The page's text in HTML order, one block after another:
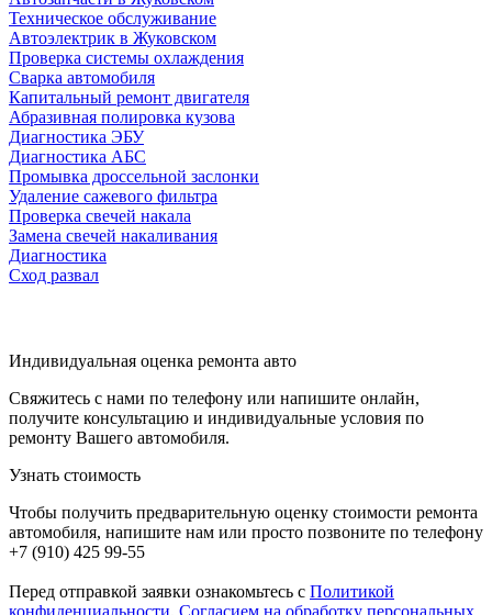
Техническое обслуживание
Автоэлектрик в Жуковском
Проверка системы охлаждения
Сварка автомобиля
Капитальный ремонт двигателя
Абразивная полировка кузова
Диагностика ЭБУ
Диагностика АБС
Промывка дроссельной заслонки
Удаление сажевого фильтра
Проверка свечей накала
Замена свечей накаливания
Диагностика
Сход развал
Индивидуальная оценка ремонта авто
Свяжитесь с нами по телефону или напишите онлайн,
получите консультацию и индивидуальные условия по
ремонту Вашего автомобиля.
Узнать стоимость
Чтобы получить предварительную оценку стоимости ремонта
автомобиля, напишите нам или просто позвоните по телефону
+7 (910) 425 99-55
Перед отправкой заявки ознакомьтесь с Политикой
конфиденциальности, Согласием на обработку персональных